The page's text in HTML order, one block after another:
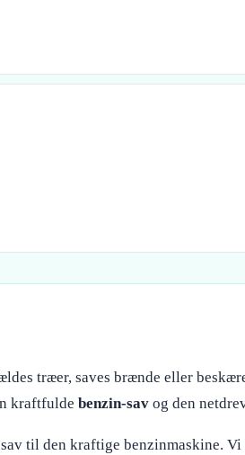
træer, saves brænde eller
kraftfulde benzin-sav og den
til den kraftige benzinmaskine.